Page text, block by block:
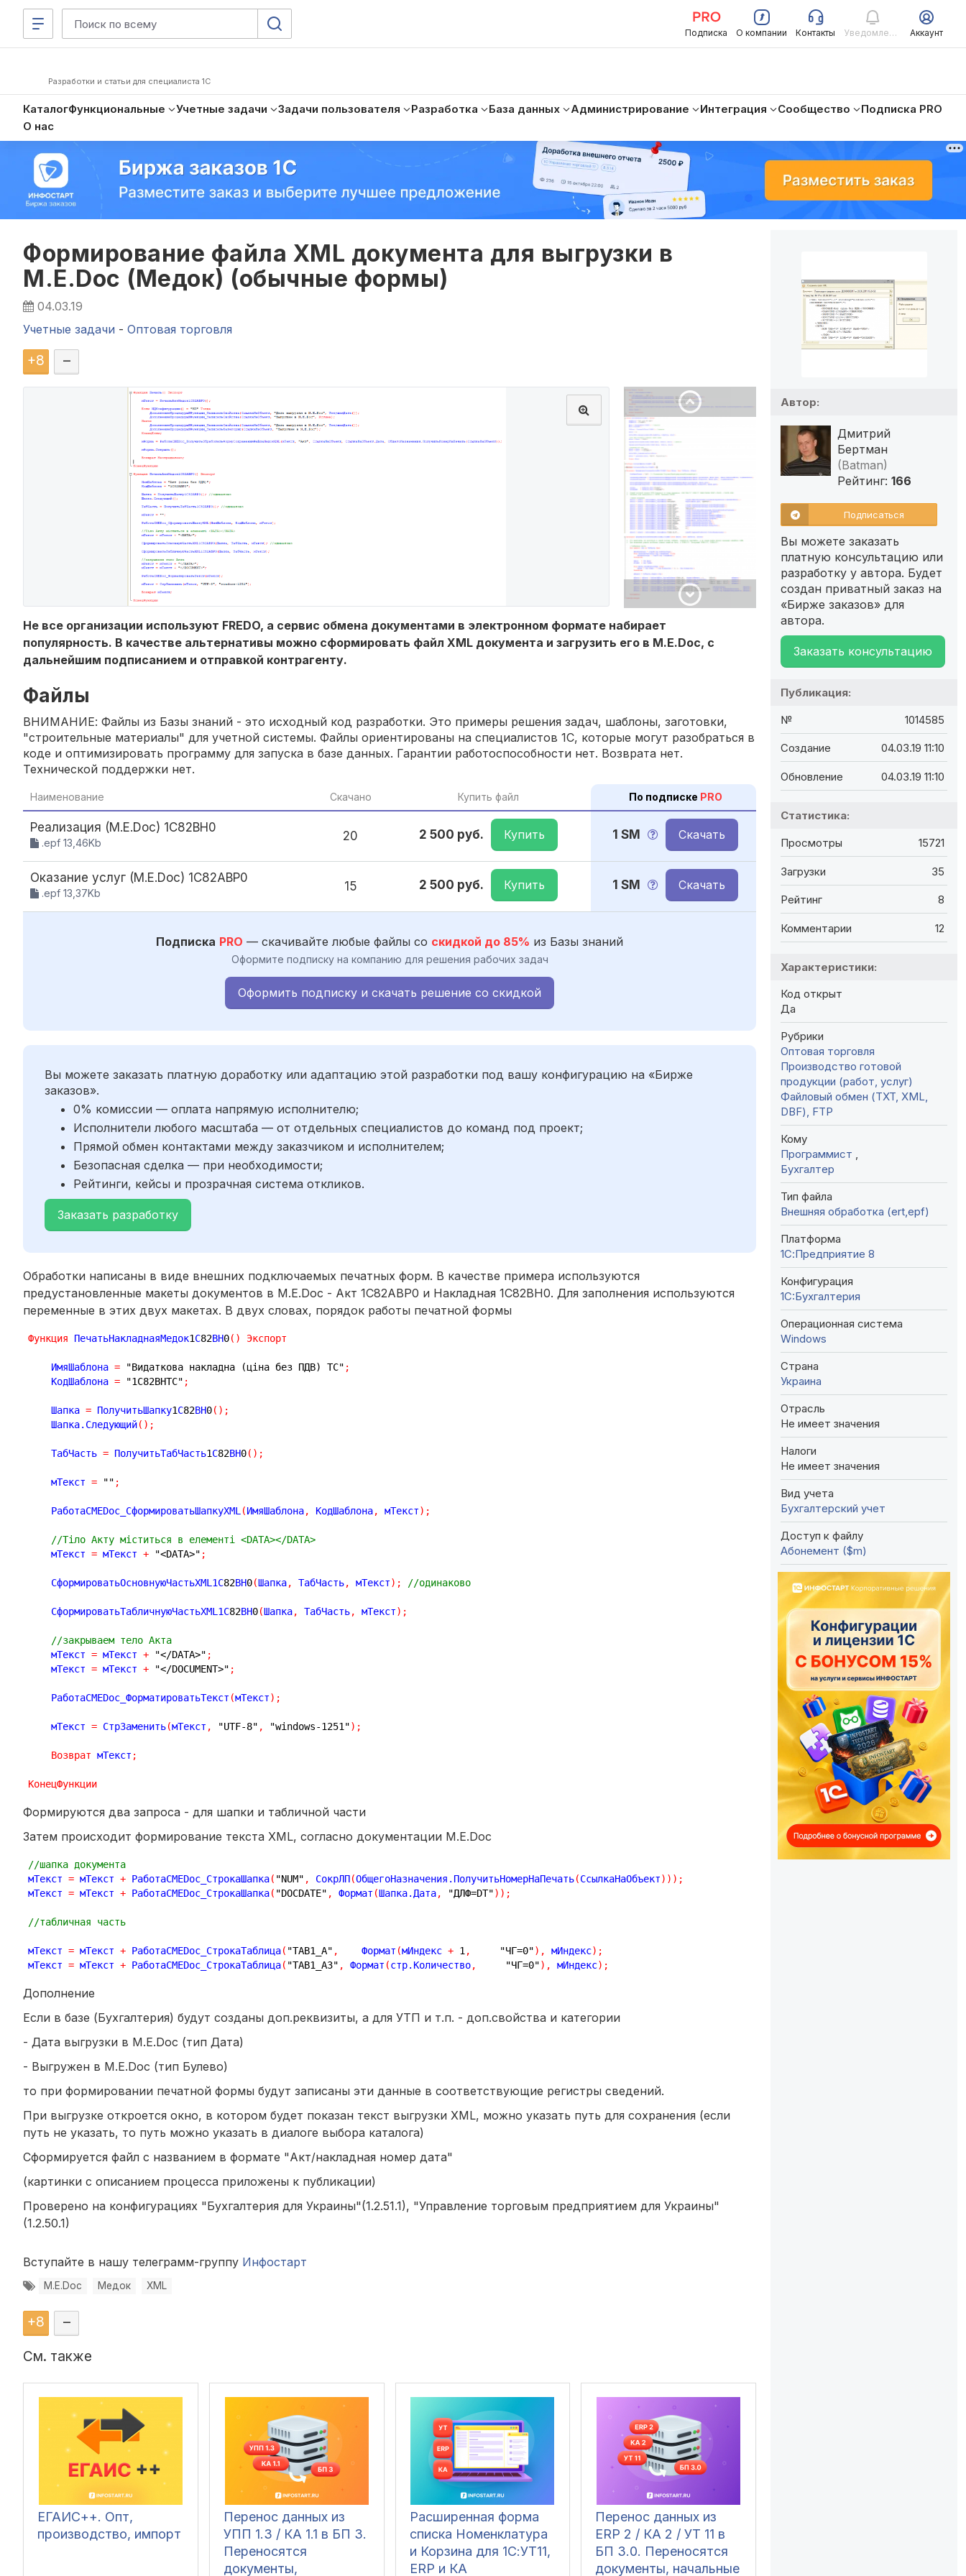
Подписка О компании Контакты Уведомления Аккаунт
Разработки и статьи для специалиста 1С
КаталогФункциональные Учетные задачи Задачи пользователя Разработка База данных Администрирование Интеграция Сообщество
Подписка PRO
О нас
Формирование файла XML документа для выгрузки в
M.E.Doc (Медок) (обычные формы)
04.03.19
Учетные задачи - Оптовая торговля
+8 –
Не все организации используют FREDO, а сервис обмена документами в электронном формате набирает
популярность. В качестве альтернативы можно сформировать файл XML документа и загрузить его в M.E.Doc, с
дальнейшим подписанием и отправкой контрагенту.
Файлы
ВНИМАНИЕ: Файлы из Базы знаний - это исходный код разработки. Это примеры решения задач, шаблоны, заготовки,
"строительные материалы" для учетной системы. Файлы ориентированы на специалистов 1С, которые могут разобраться в
коде и оптимизировать программу для запуска в базе данных. Гарантии работоспособности нет. Возврата нет.
Технической поддержки нет.
Наименование Скачано Купить файл По подписке PRO
Реализация (M.E.Doc) 1С82ВН0
.epf 13,46Kb 20 2 500 руб. Купить 1 SM Скачать
Оказание услуг (M.E.Doc) 1С82АВР0
.epf 13,37Kb 15 2 500 руб. Купить 1 SM Скачать
Подписка PRO — скачивайте любые файлы со скидкой до 85% из Базы знаний
Оформите подписку на компанию для решения рабочих задач
Оформить подписку и скачать решение со скидкой
Вы можете заказать платную доработку или адаптацию этой разработки под вашу конфигурацию на «Бирже
заказов».
0% комиссии — оплата напрямую исполнителю;
Исполнители любого масштаба — от отдельных специалистов до команд под проект;
Прямой обмен контактами между заказчиком и исполнителем;
Безопасная сделка — при необходимости;
Рейтинги, кейсы и прозрачная система откликов.
Заказать разработку
Обработки написаны в виде внешних подключаемых печатных форм. В качестве примера используются
предустановленные макеты документов в M.E.Doc - Акт 1С82АВР0 и Накладная 1С82ВН0. Для заполнения используются
переменные в этих двух макетах. В двух словах, порядок работы печатной формы
Функция ПечатьНакладнаяМедок1С82ВН0( ) Экспорт
ИмяШаблона = "Видаткова накладна (ціна без ПДВ) ТС" ;
КодШаблона = "1С82ВНТС" ;
Шапка = ПолучитьШапку1С82ВН0( ) ;
Шапка.Следующий( ) ;
ТабЧасть = ПолучитьТабЧасть1С82ВН0( ) ;
мТекст = "" ;
РаботаСMEDoc_СформироватьШапкуXML (ИмяШаблона, КодШаблона, мТекст) ;
//Тіло Акту міститься в елементі <DATA></DATA>
мТекст = мТекст + "<DATA>" ;
СформироватьОсновнуюЧастьXML1С82ВН0(Шапка, ТабЧасть, мТекст) ; //одинаково
СформироватьТабличнуюЧастьXML1С82ВН0(Шапка, ТабЧасть, мТекст) ;
//закрываем тело Акта
мТекст = мТекст + "</DATA>" ;
мТекст = мТекст + "</DOCUMENT>" ;
РаботаСMEDoc_ФорматироватьТекст (мТекст) ;
мТекст = СтрЗаменить(мТекст , "UTF-8" , "windows-1251") ;
Возврат мТекст ;
КонецФункции
Формируются два запроса - для шапки и табличной части
Затем происходит формирование текста XML, согласно документации M.E.Doc
//шапка документа
мТекст = мТекст + РаботаСMEDoc_СтрокаШапка( "NUM" , СокрЛП(ОбщегоНазначения.ПолучитьНомерНаПечать(СсылкаНаОбъект) ) ) ;
мТекст = мТекст + РаботаСMEDoc_СтрокаШапка( "DOCDATE" , Формат (Шапка.Дата, "ДЛФ=DT") ) ;
//табличная часть
мТекст = мТекст + РаботаСMEDoc_СтрокаТаблица( "TAB1_A" , Формат (мИндекс + 1 , "ЧГ=0") , мИндекс) ;
мТекст = мТекст + РаботаСMEDoc_СтрокаТаблица( "TAB1_A3" , Формат (стр.Количество, "ЧГ=0") , мИндекс) ;
Дополнение
Если в базе (Бухгалтерия) будут созданы доп.реквизиты, а для УТП и т.п. - доп.свойства и категории
- Дата выгрузки в M.E.Doc (тип Дата)
- Выгружен в M.E.Doc (тип Булево)
то при формировании печатной формы будут записаны эти данные в соответствующие регистры сведений.
При выгрузке откроется окно, в котором будет показан текст выгрузки XML, можно указать путь для сохранения (если
путь не указать, то путь можно указать в диалоге выбора каталога)
Сформируется файл с названием в формате "Акт/накладная номер дата"
(картинки с описанием процесса приложены к публикации)
Проверено на конфигурациях "Бухгалтерия для Украины"(1.2.51.1), "Управление торговым предприятием для Украины"
(1.2.50.1)
Вступайте в нашу телеграмм-группу Инфостарт
M.E.Doc Медок XML
+8 –
См. также
ЕГАИС++. Опт,
производство, импорт
Перенос данных из
УПП 1.3 / КА 1.1 в БП 3.
Переносятся
документы,
Расширенная форма
списка Номенклатура
и Корзина для 1С:УТ11,
ERP и КА
Перенос данных из
ERP 2 / КА 2 / УТ 11 в
БП 3.0. Переносятся
документы, начальные
Автор:
Дмитрий
Бертман
(Batman)
Рейтинг: 166
Подписаться
Вы можете заказать
платную консультацию или
разработку у автора. Будет
создан приватный заказ на
«Бирже заказов» для
автора.
Заказать консультацию
Публикация:
№ 1014585
Создание 04.03.19 11:10
Обновление 04.03.19 11:10
Статистика:
Просмотры 15721
Загрузки 35
Рейтинг 8
Комментарии 12
Характеристики:
Код открыт
Да
Рубрики
Оптовая торговля
Производство готовой
продукции (работ, услуг)
Файловый обмен (TXT, XML,
DBF), FTP
Кому
Программист
Бухгалтер
Тип файла
Внешняя обработка (ert,epf)
Платформа
1С:Предприятие 8
Конфигурация
1C:Бухгалтерия
Операционная система
Windows
Страна
Украина
Отрасль
Не имеет значения
Налоги
Не имеет значения
Вид учета
Бухгалтерский учет
Доступ к файлу
Абонемент ($m)